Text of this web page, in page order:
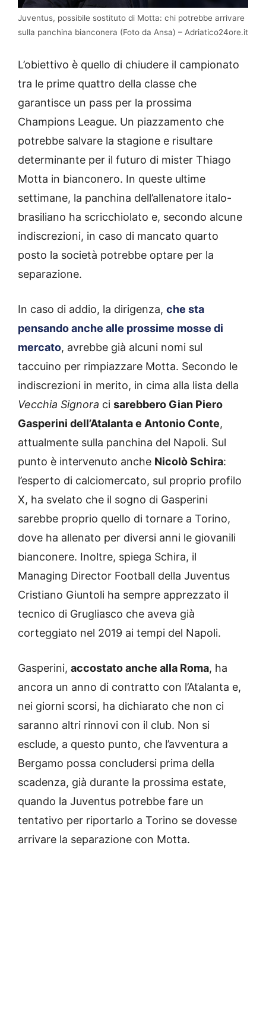
Juventus, possibile sostituto di Motta: chi potrebbe arrivare
sulla panchina bianconera (Foto da Ansa) – Adriatico24ore.it
L’obiettivo è quello di chiudere il campionato
tra le prime quattro della classe che
garantisce un pass per la prossima
Champions League. Un piazzamento che
potrebbe salvare la stagione e risultare
determinante per il futuro di mister Thiago
Motta in bianconero. In queste ultime
settimane, la panchina dell’allenatore italo-
brasiliano ha scricchiolato e, secondo alcune
indiscrezioni, in caso di mancato quarto
posto la società potrebbe optare per la
separazione.
In caso di addio, la dirigenza, che sta
pensando anche alle prossime mosse di
mercato, avrebbe già alcuni nomi sul
taccuino per rimpiazzare Motta. Secondo le
indiscrezioni in merito, in cima alla lista della
Vecchia Signora ci sarebbero Gian Piero
Gasperini dell’Atalanta e Antonio Conte,
attualmente sulla panchina del Napoli. Sul
punto è intervenuto anche Nicolò Schira:
l’esperto di calciomercato, sul proprio profilo
X, ha svelato che il sogno di Gasperini
sarebbe proprio quello di tornare a Torino,
dove ha allenato per diversi anni le giovanili
bianconere. Inoltre, spiega Schira, il
Managing Director Football della Juventus
Cristiano Giuntoli ha sempre apprezzato il
tecnico di Grugliasco che aveva già
corteggiato nel 2019 ai tempi del Napoli.
Gasperini, accostato anche alla Roma, ha
ancora un anno di contratto con l’Atalanta e,
nei giorni scorsi, ha dichiarato che non ci
saranno altri rinnovi con il club. Non si
esclude, a questo punto, che l’avventura a
Bergamo possa concludersi prima della
scadenza, già durante la prossima estate,
quando la Juventus potrebbe fare un
tentativo per riportarlo a Torino se dovesse
arrivare la separazione con Motta.